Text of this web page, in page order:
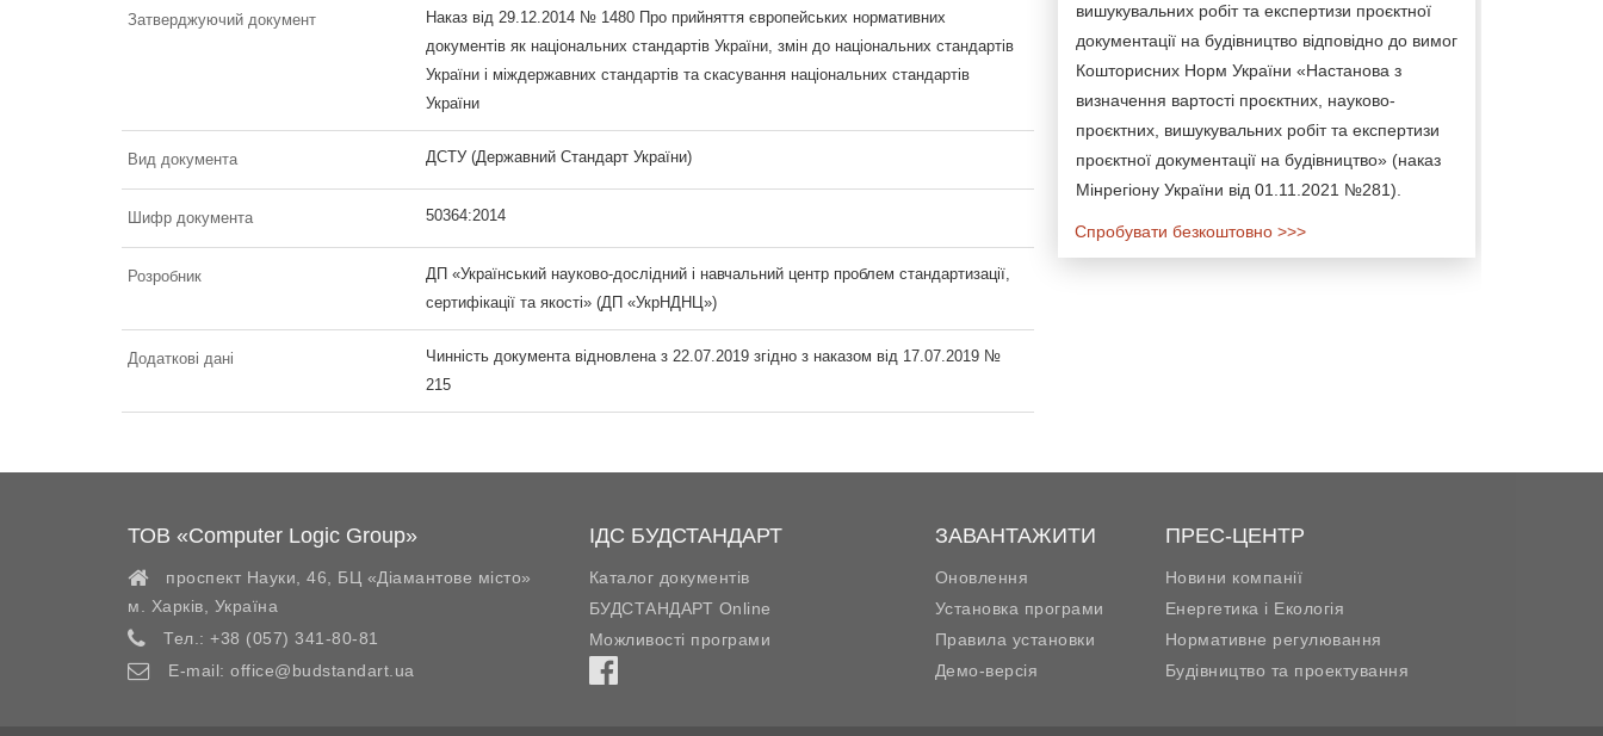
Затверджуючий документ
Наказ від 29.12.2014 № 1480 Про прийняття європейських нормативних
документів як національних стандартів України, змін до національних стандартів
України і міждержавних стандартів та скасування національних стандартів
України
Вид документа ДСТУ (Державний Стандарт України)
Шифр документа 50364:2014
Розробник
ДП «Український науково-дослідний і навчальний центр проблем стандартизації,
сертифікації та якості» (ДП «УкрНДНЦ»)
Додаткові дані
Чинність документа відновлена з 22.07.2019 згідно з наказом від 17.07.2019 №
215
вишукувальних робіт та експертизи проєктної
документації на будівництво відповідно до вимог
Кошторисних Норм України «Настанова з
визначення вартості проєктних, науково-
проєктних, вишукувальних робіт та експертизи
проєктної документації на будівництво» (наказ
Мінрегіону України від 01.11.2021 №281).
Спробувати безкоштовно >>>
ТОВ «Computer Logic Group»
проспект Науки, 46, БЦ «Діамантове місто»
м. Харків
Україна
Тел.: +38 (057) 341-80-81
E-mail: office@budstandart.ua
ІДС БУДСТАНДАРТ
Каталог документів
БУДСТАНДАРТ Online
Можливості програми
ЗАВАНТАЖИТИ
Оновлення
Установка програми
Правила установки
Демо-версія
ПРЕС-ЦЕНТР
Новини компанії
Енергетика і Екологія
Нормативне регулювання
Будівництво та проектування